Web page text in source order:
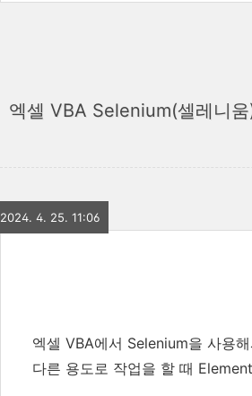
엑셀 VBA Selenium(셀레니
2024. 4. 25. 11:06
엑셀 VBA에서 Selenium을 사용
다른 용도로 작업을 할 때